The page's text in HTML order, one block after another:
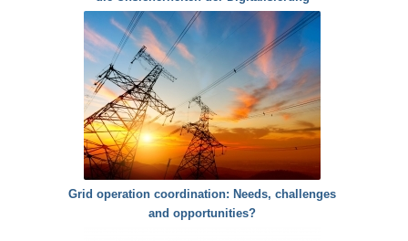
Grid operation coordination: Needs, challenges
and opportunities?